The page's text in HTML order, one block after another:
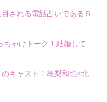
される電話占いである５
ちゃけトーク！結婚して
のキャスト！亀梨和也×北